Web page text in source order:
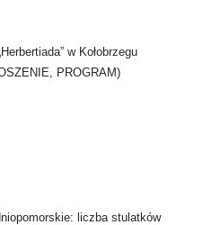
w Kołobrzegu
PROGRAM)
liczba stulatków